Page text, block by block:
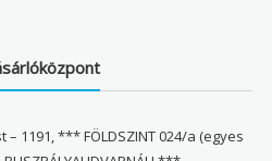
1191, *** FÖLDSZINT 024/a (egyes